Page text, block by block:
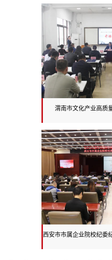
渭南市文化产业高质
西安市市属企业院校纪委